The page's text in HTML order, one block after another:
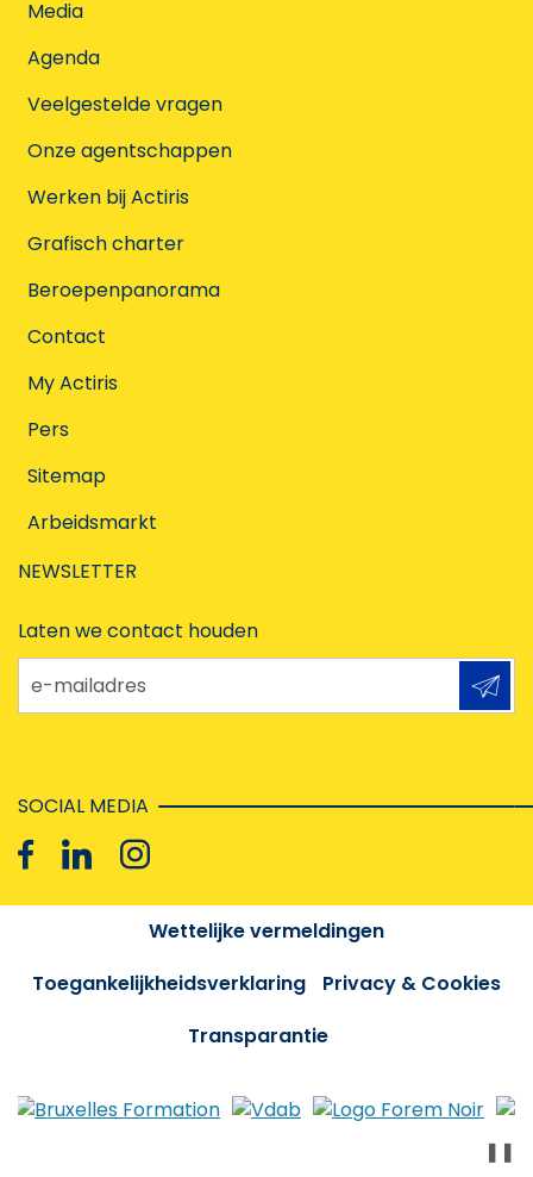
Media
Agenda
Veelgestelde vragen
Onze agentschappen
Werken bij Actiris
Grafisch charter
Beroepenpanorama
Contact
My Actiris
Pers
Sitemap
Arbeidsmarkt
NEWSLETTER
Laten we contact houden
e-mailadres
SOCIAL MEDIA
Wettelijke vermeldingen
Toegankelijkheidsverklaring
Privacy & Cookies
Transparantie
❚❚